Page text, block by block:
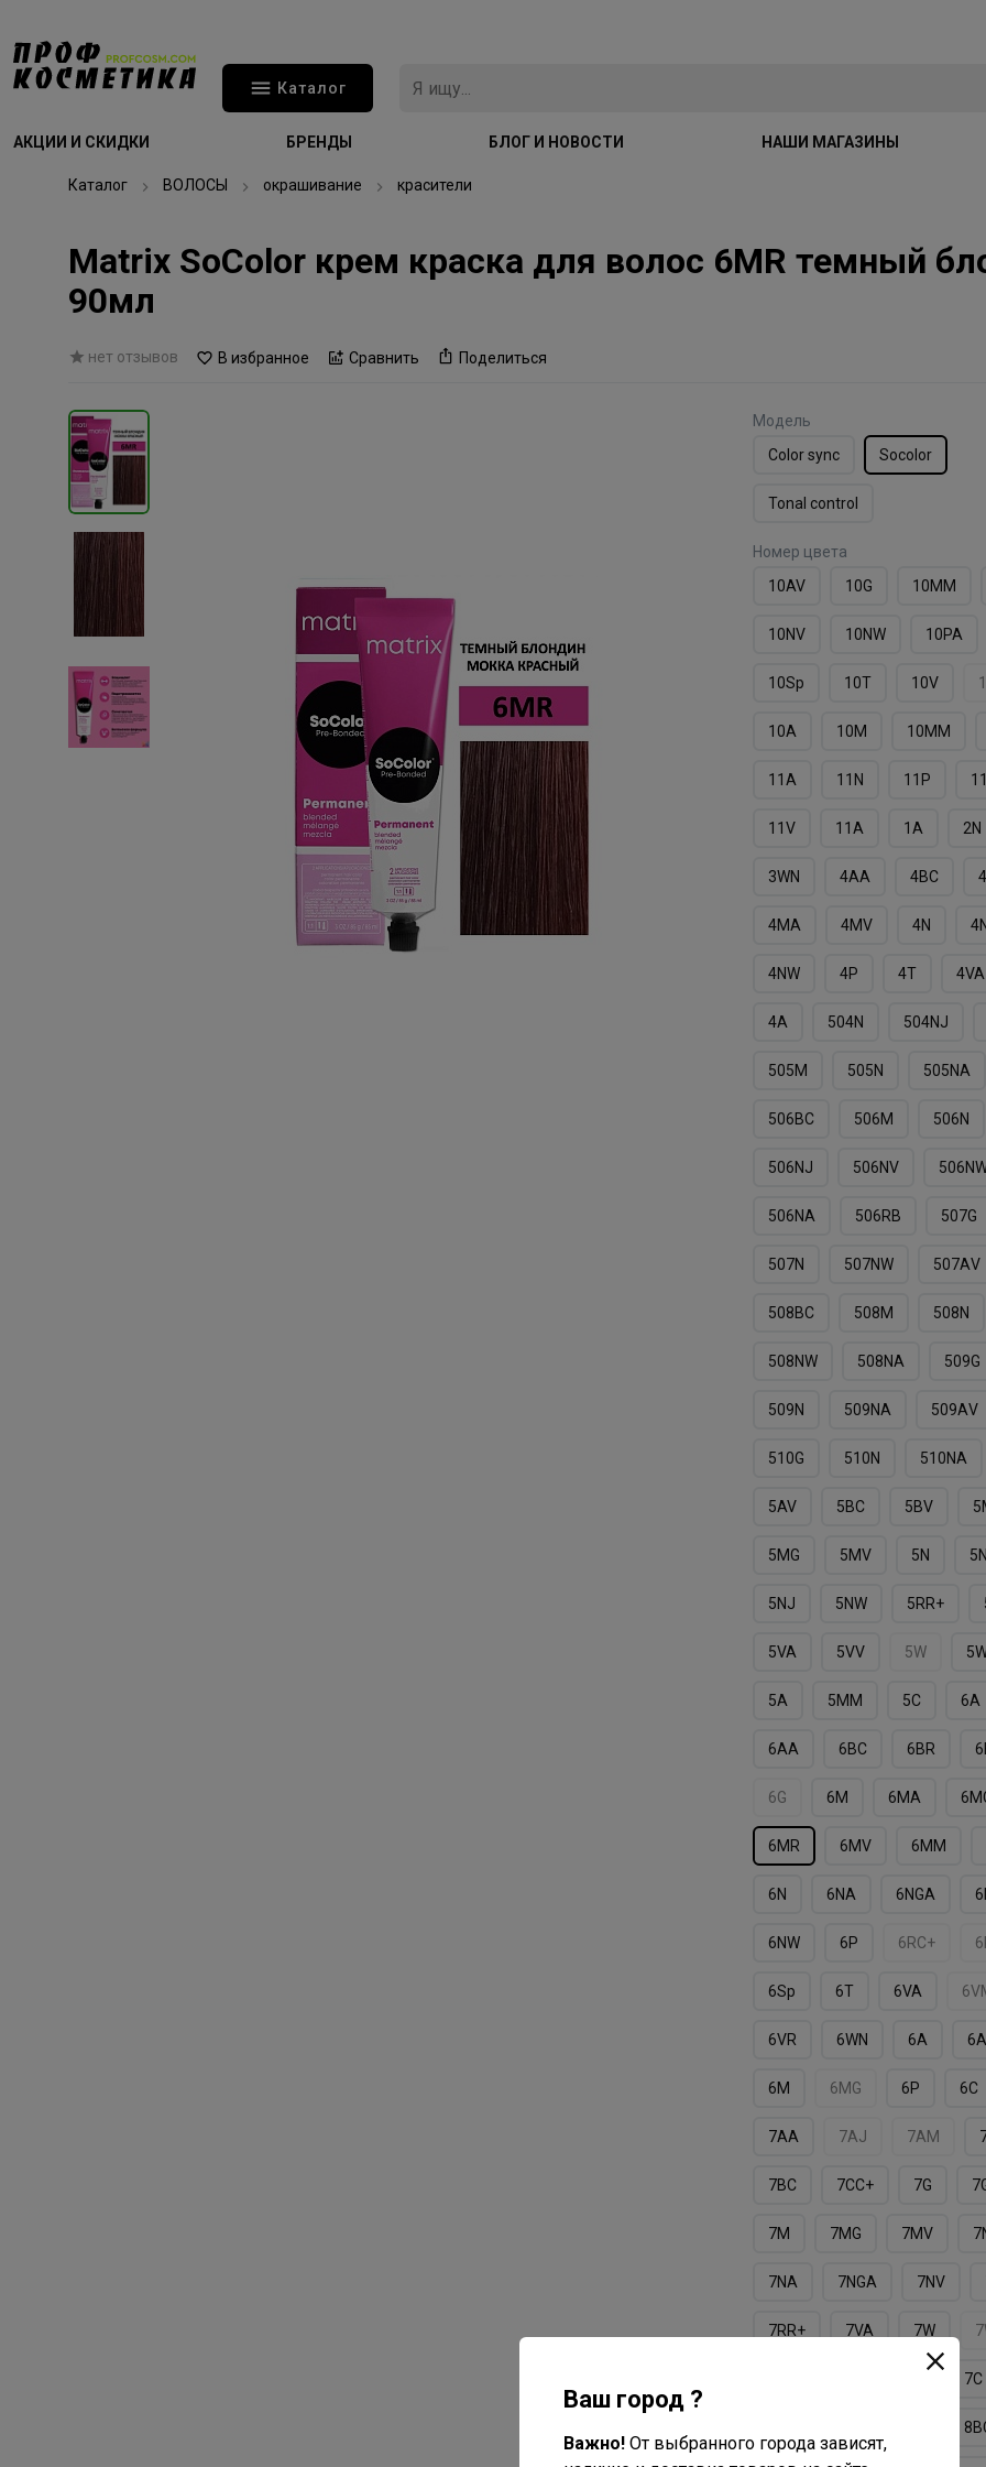
Каталог
АКЦИИ И СКИДКИ БРЕНДЫ БЛОГ И НОВОСТИ НАШИ МАГАЗИНЫ
Каталог ВОЛОСЫ окрашивание красители
Matrix SoColor крем краска для волос 6MR темный
90мл
нет отзывов В избранное Сравнить Поделиться
Модель
Color sync
Socolor
Tonal control
Номер цвета
10AV
10G 10MМ
10NV 10NW 10PA
10Sp 10T 10V
10А 10М 10ММ
11A 11N 11P
11V 11А 1А 2N
3WN 4AA 4BC
4MA 4MV 4N
4NW 4P 4T 4VA
4А 504N 504NJ
505M 505N 505NА
506BC 506M 506N
506NJ 506NV
506NА 506RB 507G
507N 507NW 507АV
508BC 508M 508N
508NW 508NА 509G
509N 509NA 509АV
510G 510N 510NA
5AV 5BC 5BV
5MG 5MV 5N
5NJ 5NW 5RR+
5VA 5VV 5W
5А 5ММ 5С 6A
6AA 6BC 6BR
6G 6M 6MA
6MR 6MV 6MМ
6N 6NA 6NGA
6NW 6P 6RC+
6Sp 6T 6VA
6VR 6WN 6А
6М 6МG 6Р 6С
7AA 7AJ 7AM
7BC 7CС+ 7G
7M 7MG 7MV
7NA 7NGA 7NV
7RR+ 7VA 7W
7С
Ваш город ?
Важно! От выбранного города зависят,